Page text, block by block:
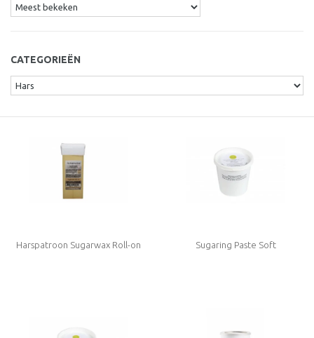
CATEGORIEËN
Harspatroon Sugarwax Roll-on Sugaring Paste Soft